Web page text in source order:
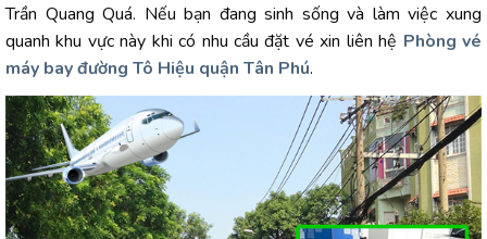
Trần Quang Quá. Nếu bạn đang sinh sống và làm việc xung
quanh khu vực này khi có nhu cầu đặt vé xin liên hệ Phòng vé
máy bay đường Tô Hiệu quận Tân Phú.